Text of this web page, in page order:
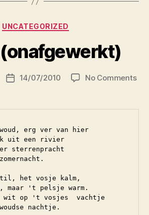
Categories
UNCATEGORIZED
Post14/07/2010 No Commentson
erg ver van hier
uit een rivier
sterrenpracht
het vosje kalm,
maar 't pelsje warm.
wit op 't vosjes  vachtje
nachtje.